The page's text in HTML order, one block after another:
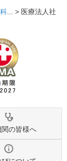
... > 医療法人社
関の皆様へ